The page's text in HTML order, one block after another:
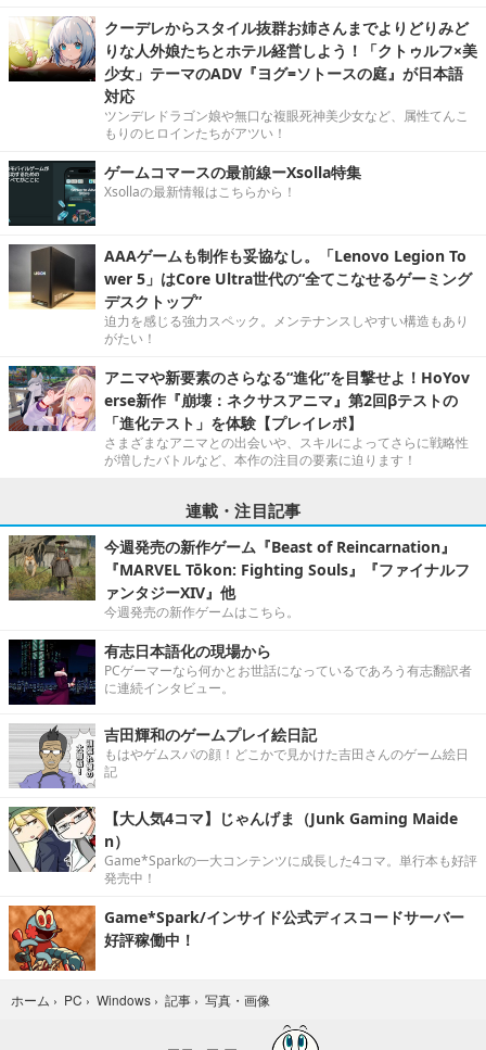
クーデレからスタイル抜群お姉さんまでよりどりみど
りな人外娘たちとホテル経営しよう！「クトゥルフ×美
少女」テーマのADV『ヨグ=ソトースの庭』が日本語
対応
ツンデレドラゴン娘や無口な複眼死神美少女など、属性てんこ
もりのヒロインたちがアツい！
ゲームコマースの最前線ーXsolla特集
Xsollaの最新情報はこちらから！
AAAゲームも制作も妥協なし。「Lenovo Legion To
wer 5」はCore Ultra世代の“全てこなせるゲーミング
デスクトップ”
迫力を感じる強力スペック。メンテナンスしやすい構造もあり
がたい！
アニマや新要素のさらなる“進化”を目撃せよ！HoYov
erse新作『崩壊：ネクサスアニマ』第2回βテストの
「進化テスト」を体験【プレイレポ】
さまざまなアニマとの出会いや、スキルによってさらに戦略性
が増したバトルなど、本作の注目の要素に迫ります！
連載・注目記事
今週発売の新作ゲーム『Beast of Reincarnation』
『MARVEL Tōkon: Fighting Souls』『ファイナルフ
ァンタジーXIV』他
今週発売の新作ゲームはこちら。
有志日本語化の現場から
PCゲーマーなら何かとお世話になっているであろう有志翻訳者
に連続インタビュー。
吉田輝和のゲームプレイ絵日記
もはやゲムスパの顔！どこかで見かけた吉田さんのゲーム絵日
記
【大人気4コマ】じゃんげま（Junk Gaming Maide
n）
Game*Sparkの一大コンテンツに成長した4コマ。単行本も好評
発売中！
Game*Spark/インサイド公式ディスコードサーバー
好評稼働中！
ホーム › PC › Windows › 記事 › 写真・画像